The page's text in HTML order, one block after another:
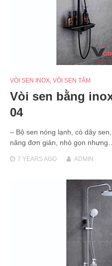
VÒI SEN INOX, VÒI SEN TẮM
Vòi sen bằng
04
– Bộ sen nóng lạnh, có dây
năng đơn giản, nhỏ gọn
7 YEARSAGO ADMIN